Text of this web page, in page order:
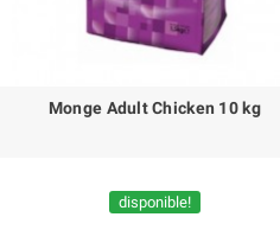
Monge Adult Chicken 10 kg
disponible!